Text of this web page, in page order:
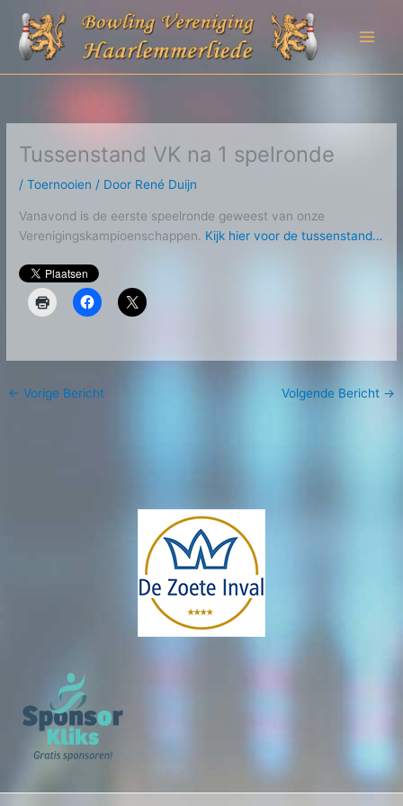
naar
Tussenstand VK na 1 spelronde
/Toernooien / Door René Duijn
Vanavond is de eerste speelronde geweest van onze
Verenigingskampioenschappen. Kijk hier voor de tussenstand…
← Vorige Bericht Volgende Bericht →